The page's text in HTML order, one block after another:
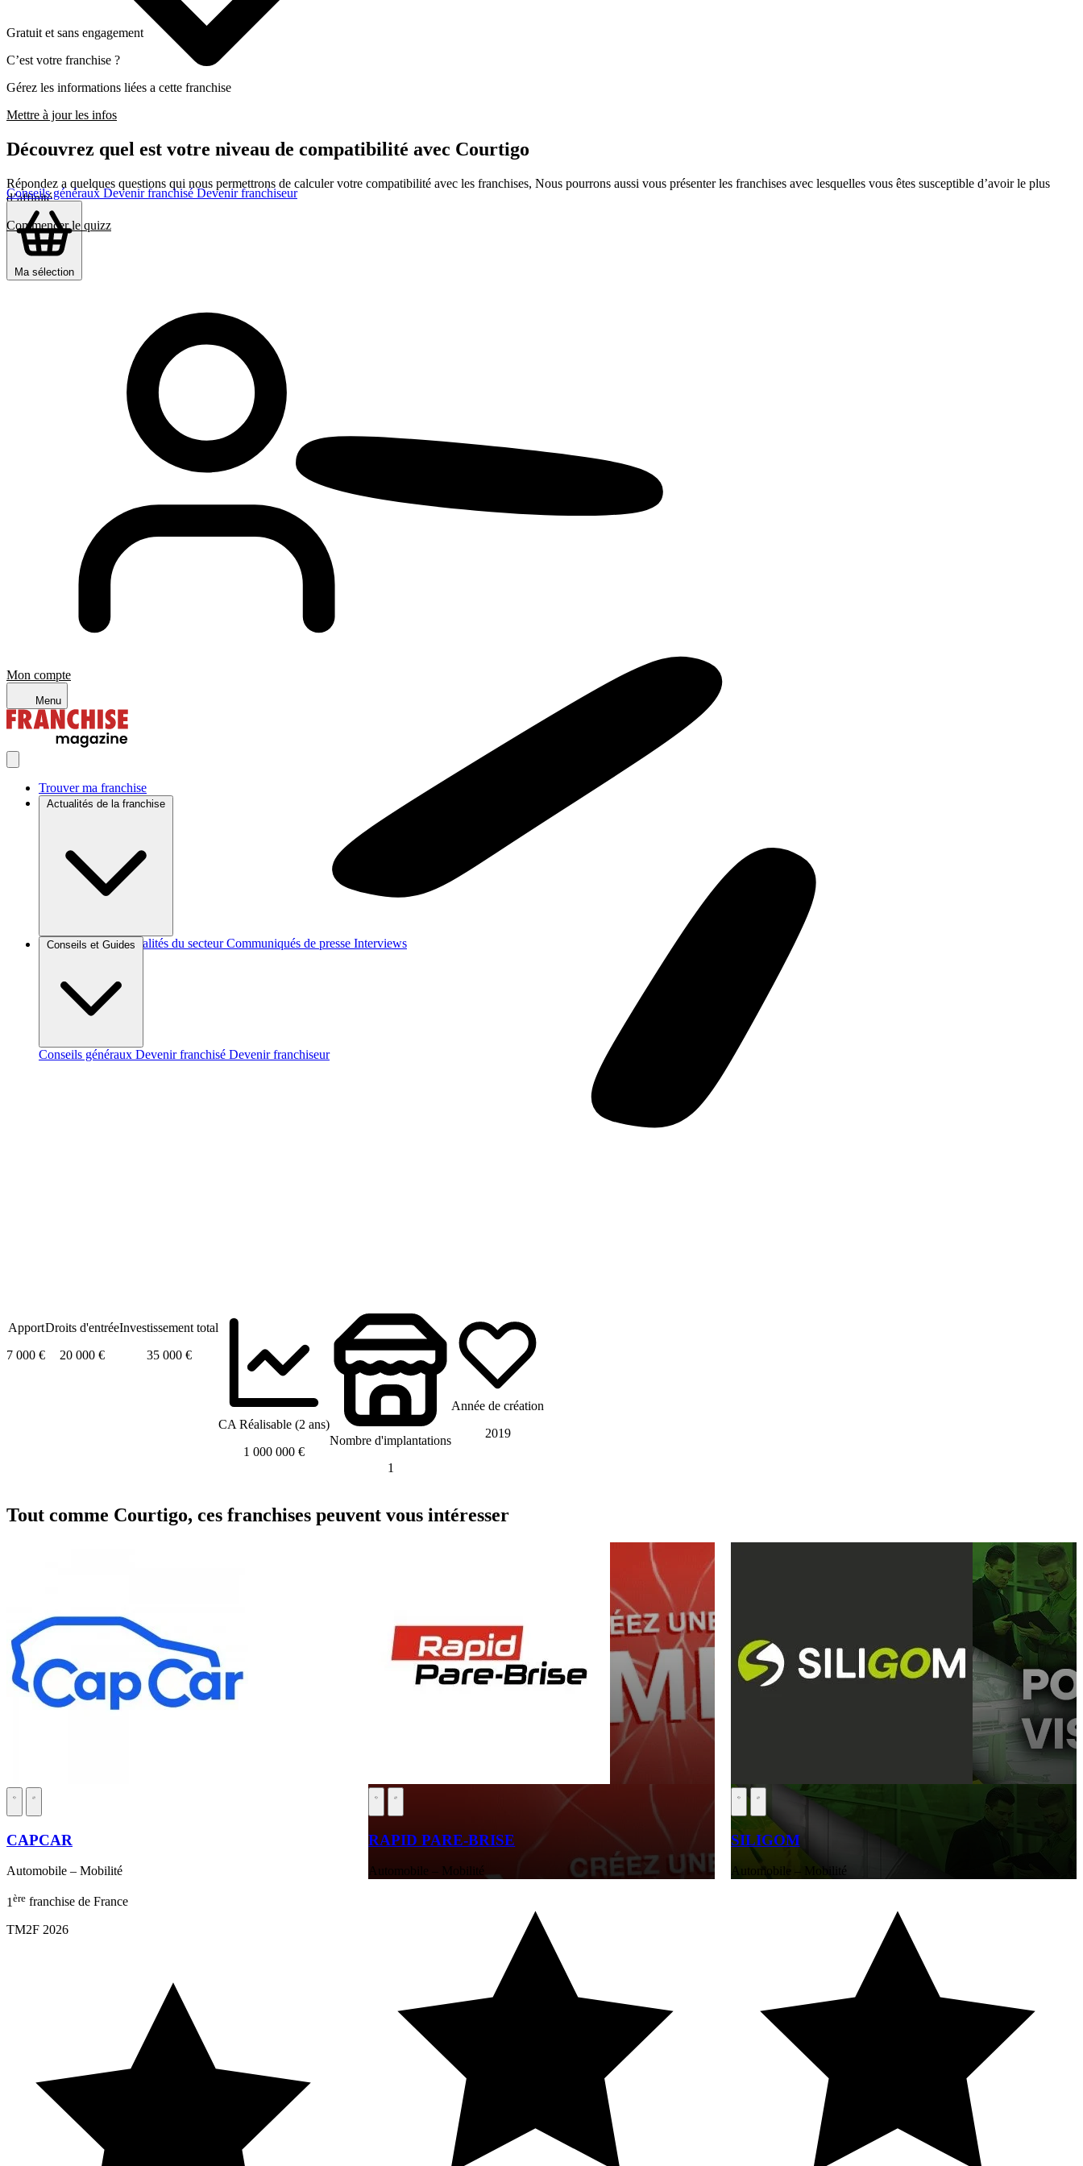
Conseils généraux Devenir franchisé Devenir franchiseur
Ma sélection
Mon compte
Menu
Trouver ma franchise
Actualités de la franchise
Brèves et actus Actualités du secteur Communiqués de presse Interviews
Conseils et Guides
Conseils généraux Devenir franchisé Devenir franchiseur
Gratuit et sans engagement
C’est votre franchise ?
Gérez les informations liées a cette franchise
Mettre à jour les infos
Découvrez quel est votre niveau de compatibilité avec Courtigo
Répondez a quelques questions qui nous permettrons de calculer votre compatibilité avec les franchises, Nous pourrons aussi vous présenter les franchises avec lesquelles vous êtes susceptible d’avoir le plus
d’affinité
Commencer le quizz
Apport
7 000 €
Droits d'entrée
20 000 €
Investissement total
35 000 €
CA Réalisable (2 ans)
1 000 000 €
Nombre d'implantations
1
Année de création
2019
Tout comme Courtigo, ces franchises peuvent vous intéresser
CAPCAR
Automobile – Mobilité
1 ère franchise de France
TM2F 2026
RAPID PARE-BRISE
Automobile – Mobilité
SILIGOM
Automobile – Mobilité